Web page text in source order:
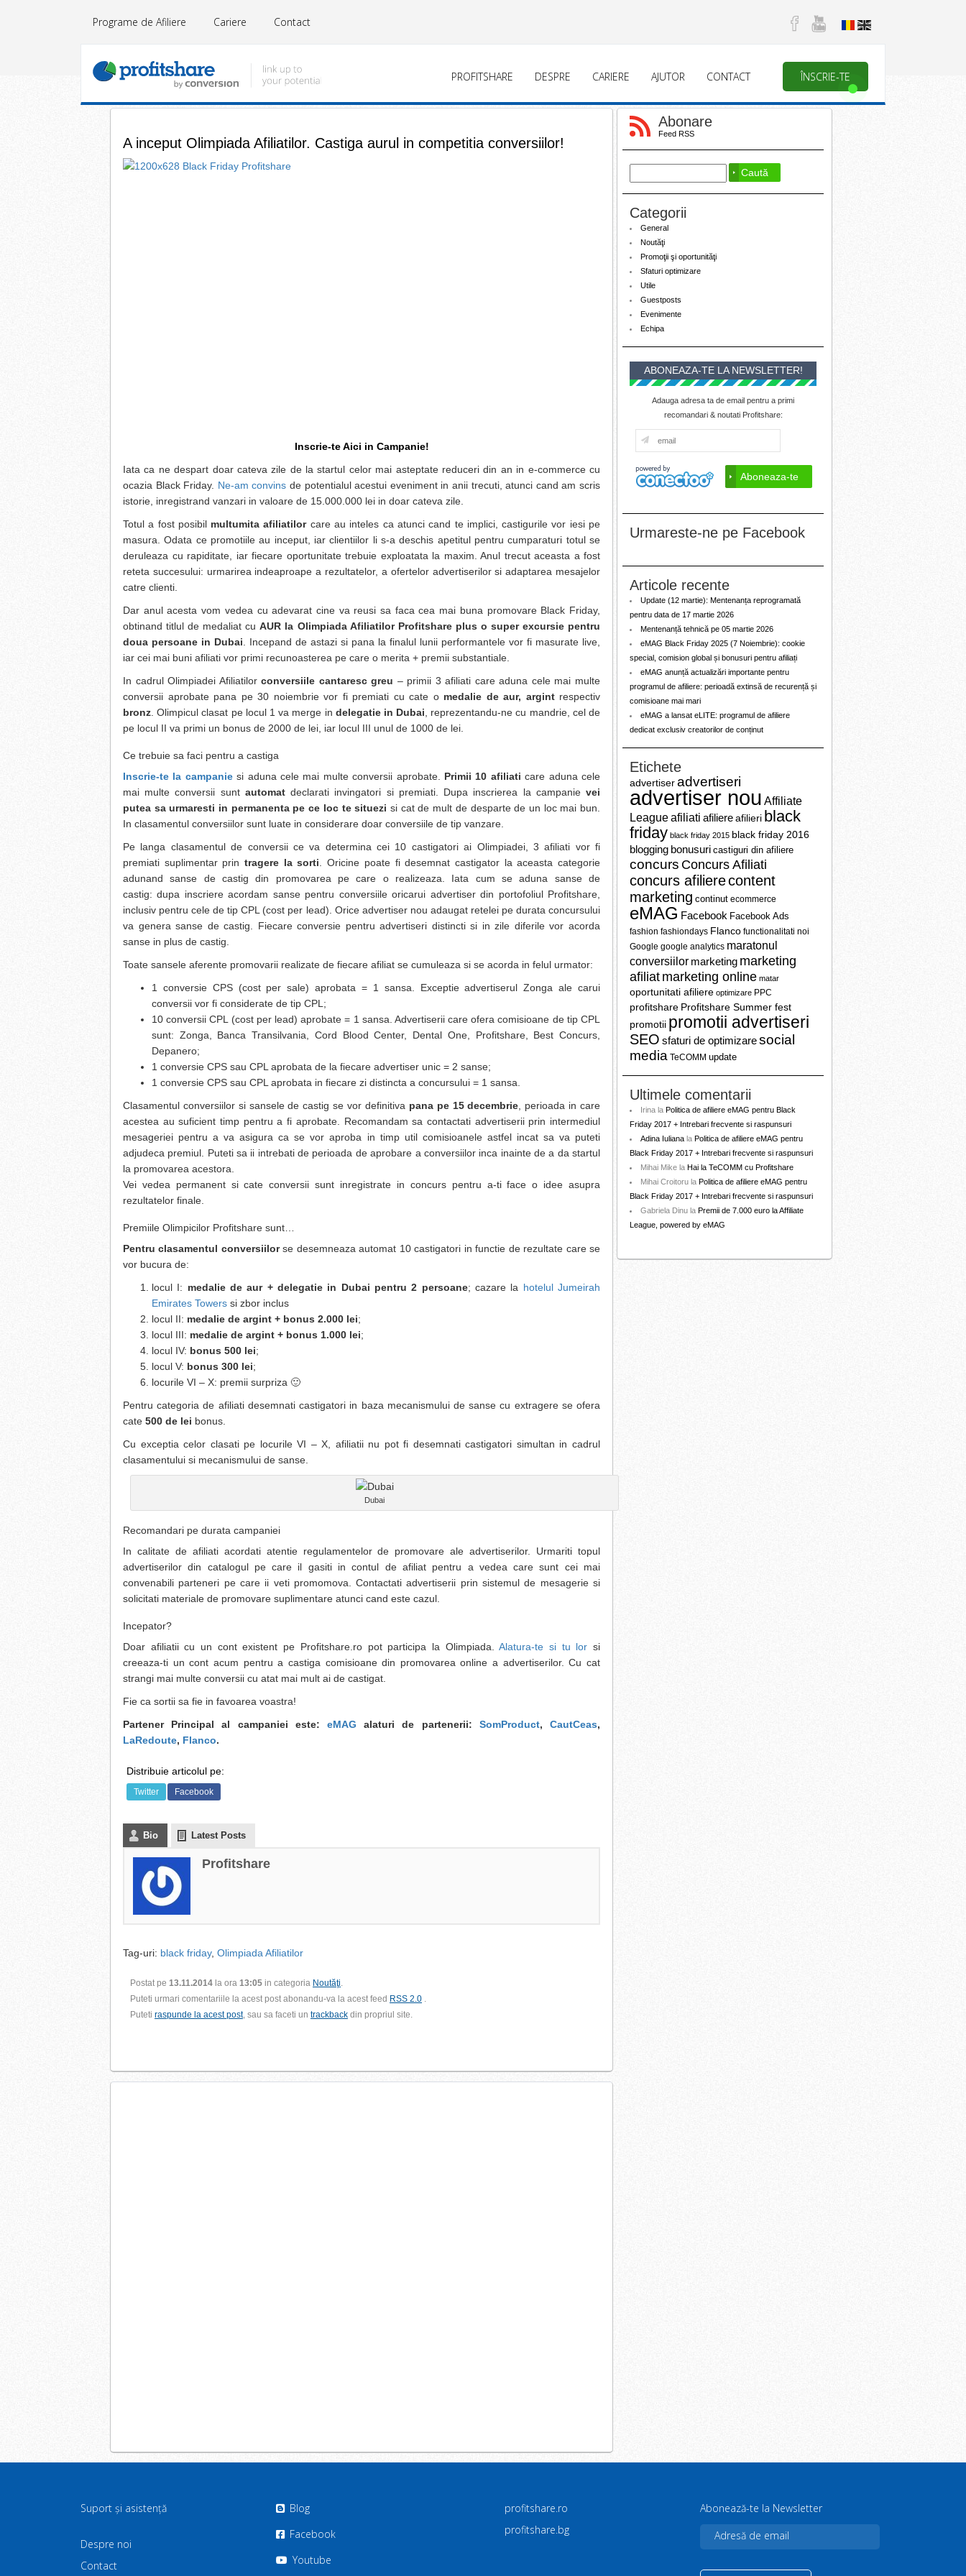
Programe de Afiliere Cariere Contact
PROFITSHARE DESPRE CARIERE AJUTOR CONTACT ÎNSCRIE-TE
A inceput Olimpiada Afiliatilor. Castiga aurul in competitia conversiilor!
Inscrie-te Aici in Campanie!
Iata ca ne despart doar cateva zile de la startul celor mai asteptate reduceri din an in e-commerce cu
ocazia Black Friday. Ne-am convins de potentialul acestui eveniment in anii trecuti, atunci cand am scris
istorie, inregistrand vanzari in valoare de 15.000.000 lei in doar cateva zile.
Totul a fost posibil multumita afiliatilorcare au inteles ca atunci cand te implici, castigurile vor iesi pe
masura. Odata ce promotiile au inceput, iar clientiilor li s-a deschis apetitul pentru cumparaturi totul se
deruleaza cu rapiditate, iar fiecare oportunitate trebuie exploatata la maxim. Anul trecut aceasta a fost
reteta succesului: urmarirea indeaproape a rezultatelor, a ofertelor advertiserilor si adaptarea mesajelor
catre clienti.
Dar anul acesta vom vedea cu adevarat cine va reusi sa faca cea mai buna promovare Black Friday,
obtinand titlul de medaliat cuAUR la Olimpiada Afiliatilor Profitshare plus o super excursie pentru
doua persoane in Dubai . Incepand de astazi si pana la finalul lunii performantele vor fi masurate live,
iar cei mai buni afiliati vor primi recunoasterea pe care o merita + premii substantiale.
In cadrul Olimpiadei Afiliatilorconversiile cantaresc greu – primii 3 afiliati care aduna cele mai multe
conversii aprobate pana pe 30 noiembrie vor fi premiati cu cate o medalie de aur, argintrespectiv
bronz . Olimpicul clasat pe locul 1 va merge in delegatie in Dubai , reprezentandu-ne cu mandrie, cel de
pe locul II va primi un bonus de 2000 de lei, iar locul III unul de 1000 de lei.
Ce trebuie sa faci pentru a castiga
Inscrie-te la campaniesi aduna cele mai multe conversii aprobate. Primii 10 afiliati care aduna cele
mai multe conversii sunt automatdeclarati invingatori si premiati. Dupa inscrierea la campanievei
putea sa urmaresti in permanenta pe ce loc te situezi si cat de mult de desparte de un loc mai bun.
In clasamentul conversiilor sunt luate in considerare doar conversiile de tip vanzare.
Pe langa clasamentul de conversii ce va determina cei 10 castigatori ai Olimpiadei, 3 afiliati vor fi
premiati suplimentar printragere la sorti . Oricine poate fi desemnat castigator la aceasta categorie
adunand sanse de castig din promovarea pe care o realizeaza. Iata cum se aduna sanse de
castig: dupa inscriere acordam sanse pentru conversiile oricarui advertiser din portofoliul Profitshare,
inclusiv pentru cele de tip CPL (cost per lead). Orice advertiser nou adaugat retelei pe durata concursului
va genera sanse de castig. Fiecare conversie pentru advertiseri distincti si in zile diferile vor acorda
sanse in plus de castig.
Toate sansele aferente promovarii realizate de fiecare afiliat se cumuleaza si se acorda in felul urmator:
1 conversie CPS (cost per sale) aprobata = 1 sansa. Exceptie advertiserul Zonga ale carui
conversii vor fi considerate de tip CPL;
10 conversii CPL (cost per lead) aprobate = 1 sansa. Advertiserii care ofera comisioane de tip CPL
sunt: Zonga, Banca Transilvania, Cord Blood Center, Dental One, Profitshare, Best Concurs,
Depanero;
1 conversie CPS sau CPL aprobata de la fiecare advertiser unic = 2 sanse;
1 conversie CPS sau CPL aprobata in fiecare zi distincta a concursului = 1 sansa.
Clasamentul conversiilor si sansele de castig se vor definitiva pana pe 15 decembrie , perioada in care
acestea au suficient timp pentru a fi aprobate. Recomandam sa contactati advertiserii prin intermediul
mesageriei pentru a va asigura ca se vor aproba in timp util comisioanele astfel incat sa va puteti
adjudeca premiul. Puteti sa ii intrebati de perioada de aprobare a conversiilor inca inainte de a da startul
la promovarea acestora.
Vei vedea permanent si cate conversii sunt inregistrate in concurs pentru a-ti face o idee asupra
rezultatelor finale.
Premiile Olimpicilor Profitshare sunt…
Pentru clasamentul conversiilorse desemneaza automat 10 castigatori in functie de rezultate care se
vor bucura de:
locul I: medalie de aur + delegatie in Dubai pentru 2 persoane; cazare la hotelul Jumeirah
Emirates Towers si zbor inclus
locul II: medalie de argint + bonus 2.000 lei;
locul III: medalie de argint + bonus 1.000 lei;
locul IV: bonus 500 lei;
locul V: bonus 300 lei;
locurile VI – X: premii surpriza 🙂
Pentru categoria de afiliati desemnati castigatori in baza mecanismului de sanse cu extragere se ofera
cate 500 de lei bonus.
Cu exceptia celor clasati pe locurile VI – X, afiliatii nu pot fi desemnati castigatori simultan in cadrul
clasamentului si mecanismului de sanse.
Dubai
Recomandari pe durata campaniei
In calitate de afiliati acordati atentie regulamentelor de promovare ale advertiserilor. Urmariti topul
advertiserilor din catalogul pe care il gasiti in contul de afiliat pentru a vedea care sunt cei mai
convenabili parteneri pe care ii veti promomova. Contactati advertiserii prin sistemul de mesagerie si
solicitati materiale de promovare suplimentare atunci cand este cazul.
Incepator?
Doar afiliatii cu un cont existent pe Profitshare.ro pot participa la Olimpiada.Alatura-te si tu lor si
creeaza-ti un cont acum pentru a castiga comisioane din promovarea online a advertiserilor. Cu cat
strangi mai multe conversii cu atat mai mult ai de castigat.
Fie ca sortii sa fie in favoarea voastra!
Partener Principal al campaniei este: eMAG alaturi de partenerii: SomProduct,CautCeas,
LaRedoute, Flanco.
Distribuie articolul pe:
Twitter Facebook
Bio Latest Posts
Profitshare
Tag-uri: black friday, Olimpiada Afiliatilor
Postat pe 13.11.2014 la ora 13:05 in categoria Noutăţi.
Puteti urmari comentariile la acest post abonandu-va la acest feed RSS 2.0 .
Puteti raspunde la acest post, sau sa faceti un trackback din propriul site.
Abonare
Feed RSS
Categorii
General
Noutăţi
Promoţii şi oportunităţi
Sfaturi optimizare
Utile
Guestposts
Evenimente
Echipa
ABONEAZA-TE LA NEWSLETTER!
Adauga adresa ta de email pentru a primi
recomandari & noutati Profitshare:
Urmareste-ne pe Facebook
Articole recente
Update (12 martie): Mentenanța reprogramată
pentru data de 17 martie 2026
Mentenanță tehnică pe 05 martie 2026
eMAG Black Friday 2025 (7 Noiembrie): cookie
special, comision global și bonusuri pentru afiliați
eMAG anunță actualizări importante pentru
programul de afiliere: perioadă extinsă de recurență și
comisioane mai mari
eMAG a lansat eLITE: programul de afiliere
dedicat exclusiv creatorilor de conținut
Etichete
advertiseradvertiseri
advertiser nou Affiliate
Leagueafiliati afiliereafilieri black
friday black friday 2015 black friday 2016
blogging bonusuri castiguri din afiliere
concurs Concurs Afiliati
concurs afilierecontent
marketing continut ecommerce
eMAG Facebook Facebook Ads
fashion fashiondays Flanco functionalitati noi
Google google analytics maratonul
conversiilor marketing marketing
afiliat marketing online matar
oportunitati afiliere optimizare PPC
profitshare Profitshare Summer fest
promotii promotii advertiseri
SEO sfaturi de optimizaresocial
media TeCOMM update
Ultimele comentarii
Irina la Politica de afiliere eMAG pentru Black
Friday 2017 + Intrebari frecvente si raspunsuri
Adina Iuliana la Politica de afiliere eMAG pentru
Black Friday 2017 + Intrebari frecvente si raspunsuri
Mihai Mike la Hai la TeCOMM cu Profitshare
Mihai Croitoru la Politica de afiliere eMAG pentru
Black Friday 2017 + Intrebari frecvente si raspunsuri
Gabriela Dinu la Premii de 7.000 euro la Affiliate
League, powered by eMAG
Suport și asistență
Despre noi
Contact
Blog
Facebook
Youtube
profitshare.ro
profitshare.bg
Abonează-te la Newsletter
Adresă de email